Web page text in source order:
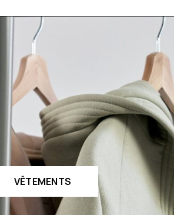
VÊTEMENTS